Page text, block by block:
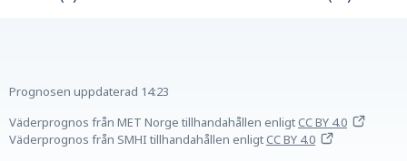
Prognosen uppdaterad 14:23
Väderprognos från MET Norge tillhandahållen enligtCC BY 4.0
Väderprognos från SMHI tillhandahållen enligtCC BY 4.0